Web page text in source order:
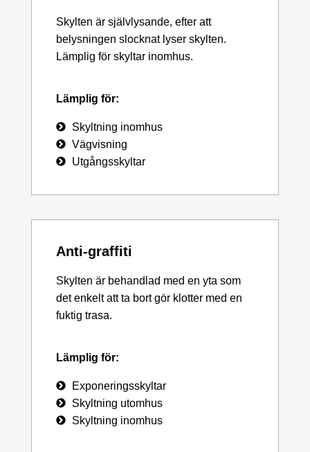
Skylten är självlysande, efter att
belysningen slocknat lyser skylten.
Lämplig för skyltar inomhus.
Lämplig för:
Skyltning inomhus
Vägvisning
Utgångsskyltar
Anti-graffiti
Skylten är behandlad med en yta som
det enkelt att ta bort gör klotter med en
fuktig trasa.
Lämplig för:
Exponeringsskyltar
Skyltning utomhus
Skyltning inomhus